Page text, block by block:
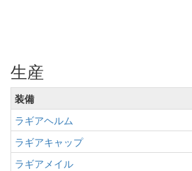
生産
装備
ラギアヘルム
ラギアキャップ
ラギアメイル